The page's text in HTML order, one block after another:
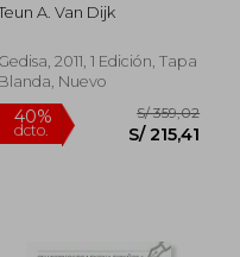
A. Van Dijk
Gedisa, 2011, 1 Edición, Tapa
Blanda, Nuevo